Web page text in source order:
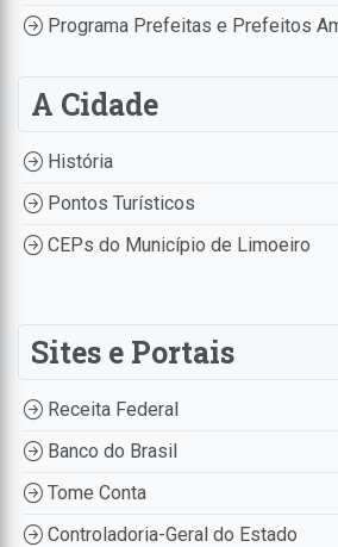
Programa Prefeitas e Prefeitos
A Cidade
História
Pontos Turísticos
CEPs do Município de Limoeiro
Sites e Portais
Receita Federal
Banco do Brasil
Tome Conta
Controladoria-Geral do Estado